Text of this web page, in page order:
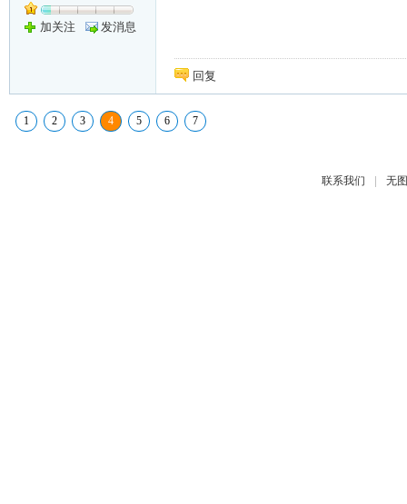
加关注 发消息
回复
1 2 3 4 5 6 7
联系我们 | 无